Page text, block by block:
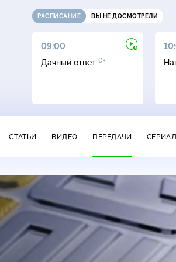
РАСПИСАНИЕ ВЫ НЕ ДОСМОТРЕЛИ
09:00
Дачный ответ 0+
СТАТЬИ ВИДЕО ПЕРЕДАЧИ